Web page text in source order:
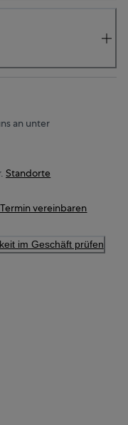
an unter
Standorte
vereinbaren
im Geschäft prüfen